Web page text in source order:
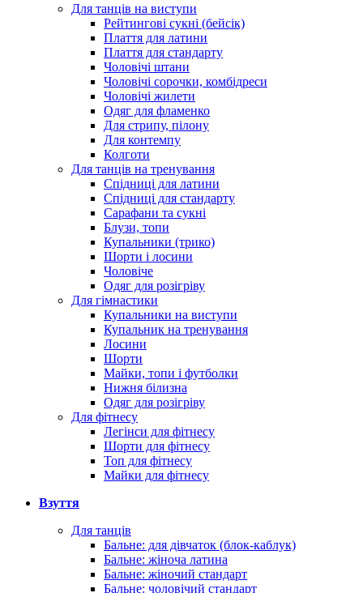
Для танців на виступи
Рейтингові сукні (бейсік)
Плаття для латини
Плаття для стандарту
Чоловічі штани
Чоловічі сорочки, комбідреси
Чоловічі жилети
Одяг для фламенко
Для стрипу, пілону
Для контемпу
Колготи
Для танців на тренування
Спідниці для латини
Спідниці для стандарту
Сарафани та сукні
Блузи, топи
Купальники (трико)
Шорти і лосини
Чоловіче
Одяг для розігріву
Для гімнастики
Купальники на виступи
Купальник на тренування
Лосини
Шорти
Майки, топи і футболки
Нижня білизна
Одяг для розігріву
Для фітнесу
Легінси для фітнесу
Шорти для фітнесу
Топ для фітнесу
Майки для фітнесу
Взуття
Для танців
Бальне: для дівчаток (блок-каблук)
Бальне: жіноча латина
Бальне: жіночий стандарт
Бальне: чоловічий стандарт